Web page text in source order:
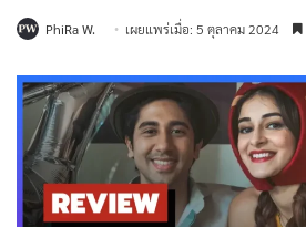
PhiRa W. เผยแพร่เมื่อ: 5 ตุลาคม 2024